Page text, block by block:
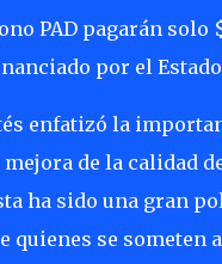
PAD pagarán solo
por el
enfatizó la
de la calidad
ha sido una gran
quienes se someten